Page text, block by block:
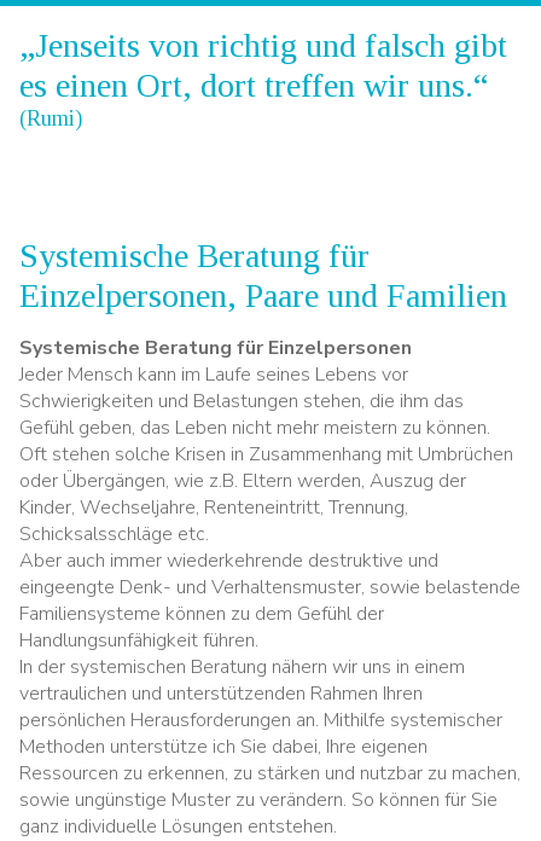
„Jenseits von richtig und falsch gibt
es einen Ort, dort treffen wir uns.“
(Rumi)
Systemische Beratung für
Einzelpersonen, Paare und Familien
Systemische Beratung für Einzelpersonen
Jeder Mensch kann im Laufe seines Lebens vor
Schwierigkeiten und Belastungen stehen, die ihm das
Gefühl geben, das Leben nicht mehr meistern zu können.
Oft stehen solche Krisen in Zusammenhang mit Umbrüchen
oder Übergängen, wie z.B. Eltern werden, Auszug der
Kinder, Wechseljahre, Renteneintritt, Trennung,
Schicksalsschläge etc.
Aber auch immer wiederkehrende destruktive und
eingeengte Denk- und Verhaltensmuster, sowie belastende
Familiensysteme können zu dem Gefühl der
Handlungsunfähigkeit führen.
In der systemischen Beratung nähern wir uns in einem
vertraulichen und unterstützenden Rahmen Ihren
persönlichen Herausforderungen an. Mithilfe systemischer
Methoden unterstütze ich Sie dabei, Ihre eigenen
Ressourcen zu erkennen, zu stärken und nutzbar zu machen,
sowie ungünstige Muster zu verändern. So können für Sie
ganz individuelle Lösungen entstehen.